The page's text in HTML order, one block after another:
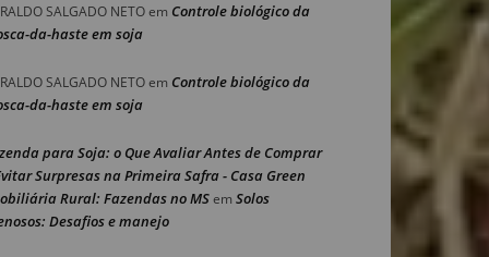
SALGADO NETOem Controle biológico da
da-haste em soja
SALGADO NETOem Controle biológico da
da-haste em soja
para Soja: o Que Avaliar Antes de Comprar
Surpresas na Primeira Safra - Casa Green
Rural: Fazendas no MSem Solos
Desafios e manejo